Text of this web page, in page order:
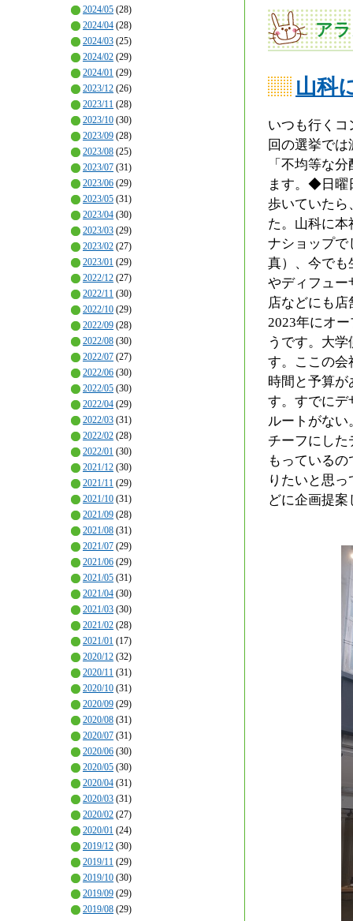
2024/05 (28)
2024/04 (28)
2024/03 (25)
2024/02 (29)
2024/01 (29)
2023/12 (26)
2023/11 (28)
2023/10 (30)
2023/09 (28)
2023/08 (25)
2023/07 (31)
2023/06 (29)
2023/05 (31)
2023/04 (30)
2023/03 (29)
2023/02 (27)
2023/01 (29)
2022/12 (27)
2022/11 (30)
2022/10 (29)
2022/09 (28)
2022/08 (30)
2022/07 (27)
2022/06 (30)
2022/05 (30)
2022/04 (29)
2022/03 (31)
2022/02 (28)
2022/01 (30)
2021/12 (30)
2021/11 (29)
2021/10 (31)
2021/09 (28)
2021/08 (31)
2021/07 (29)
2021/06 (29)
2021/05 (31)
2021/04 (30)
2021/03 (30)
2021/02 (28)
2021/01 (17)
2020/12 (32)
2020/11 (31)
2020/10 (31)
2020/09 (29)
2020/08 (31)
2020/07 (31)
2020/06 (30)
2020/05 (30)
2020/04 (31)
2020/03 (31)
2020/02 (27)
2020/01 (24)
2019/12 (30)
2019/11 (29)
2019/10 (30)
2019/09 (29)
2019/08 (29)
ア
山科
いつも行くコ
回の選挙で
「不均等な
ます。◆日曜
歩いていたら
た。山科に
ナショップで
真）、今でも
やディフュー
店などにも
2023年にオ
うです。大
す。ここの会
時間と予算
す。すでに
ルートがな
チーフにし
もっている
りたいと思
どに企画提